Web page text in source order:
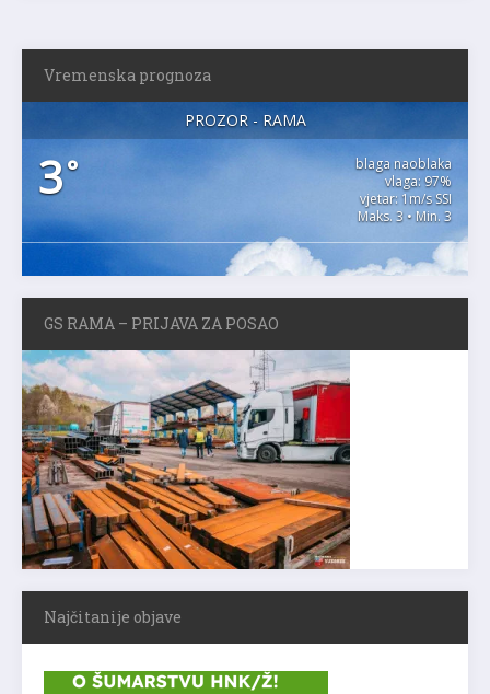
Vremenska prognoza
PROZOR - RAMA
3°
blaga naoblaka
vlaga: 97%
vjetar: 1m/s SSI
Maks. 3 • Min. 3
GS RAMA – PRIJAVA ZA POSAO
Najčitanije objave